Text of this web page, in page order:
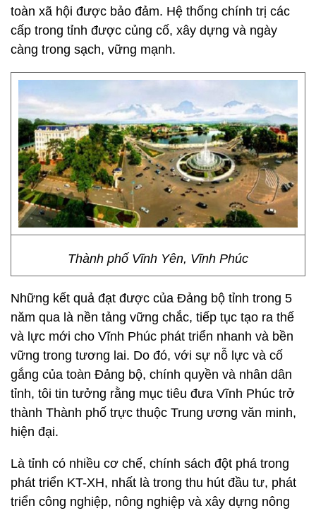
toàn xã hội được bảo đảm. Hệ thống chính trị các
cấp trong tỉnh được củng cố, xây dựng và ngày
càng trong sạch, vững mạnh.
Thành phố Vĩnh Yên, Vĩnh Phúc
Những kết quả đạt được của Đảng bộ tỉnh trong 5
năm qua là nền tảng vững chắc, tiếp tục tạo ra thế
và lực mới cho Vĩnh Phúc phát triển nhanh và bền
vững trong tương lai. Do đó, với sự nỗ lực và cố
gắng của toàn Đảng bộ, chính quyền và nhân dân
tỉnh, tôi tin tưởng rằng mục tiêu đưa Vĩnh Phúc trở
thành Thành phố trực thuộc Trung ương văn minh,
hiện đại.
Là tỉnh có nhiều cơ chế, chính sách đột phá trong
phát triển KT-XH, nhất là trong thu hút đầu tư, phát
triển công nghiệp, nông nghiệp và xây dựng nông